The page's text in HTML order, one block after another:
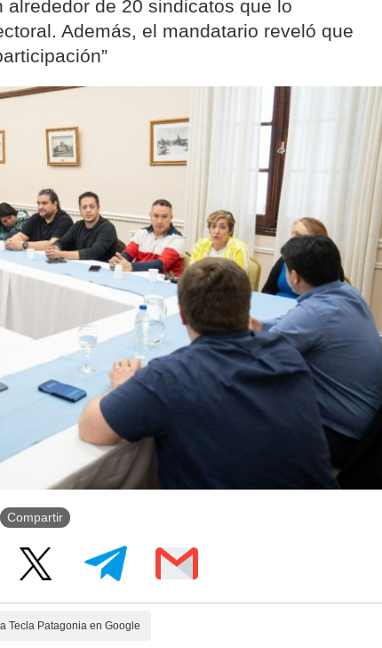
de 20 sindicatos que lo
Además, el mandatario reveló que
Compartir
Tecla Patagonia en Google